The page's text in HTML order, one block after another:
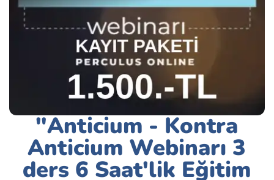
"Anticium - Kontra
Anticium Webinarı 3
ders 6 Saat'lik Eğitim